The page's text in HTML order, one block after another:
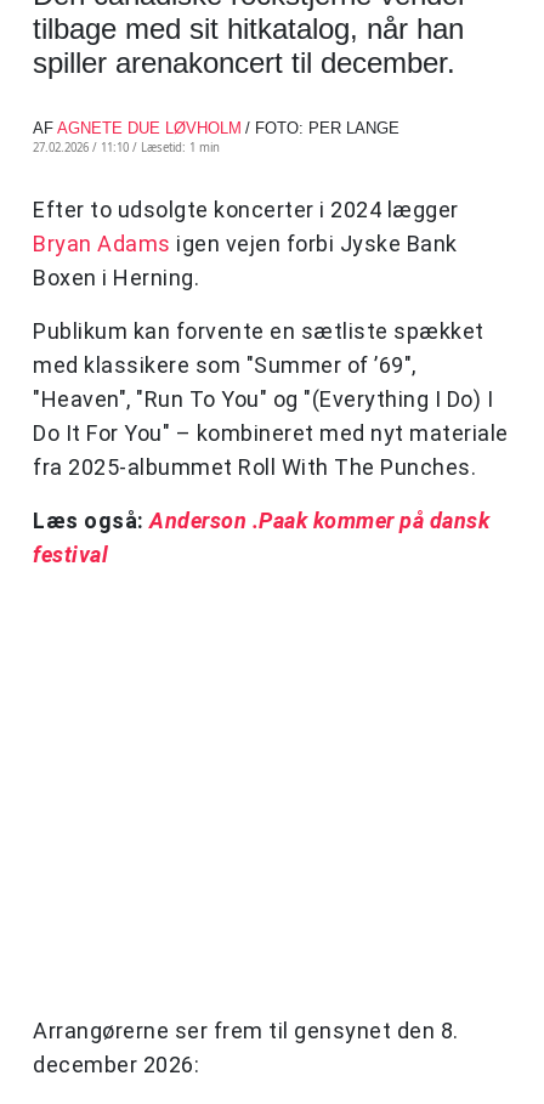
tilbage med sit hitkatalog, når han
spiller arenakoncert til december.
AF AGNETE DUE LØVHOLM / FOTO: PER LANGE
27.02.2026 / 11:10 / Læsetid: 1 min
Efter to udsolgte koncerter i 2024 lægger
Bryan Adams igen vejen forbi Jyske Bank
Boxen i Herning.
Publikum kan forvente en sætliste spækket
med klassikere som "Summer of ’69",
"Heaven", "Run To You" og "(Everything I Do) I
Do It For You" – kombineret med nyt materiale
fra 2025-albummet Roll With The Punches.
Læs også:Anderson .Paak kommer på dansk
festival
Arrangørerne ser frem til gensynet den 8.
december 2026: